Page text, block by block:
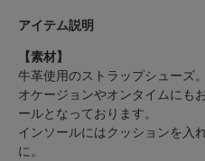
アイテム説明
【素材】
牛革使用のストラップシューズ。
オケージョンやオンタイムにも
ールとなっております。
インソールにはクッションを入
に。